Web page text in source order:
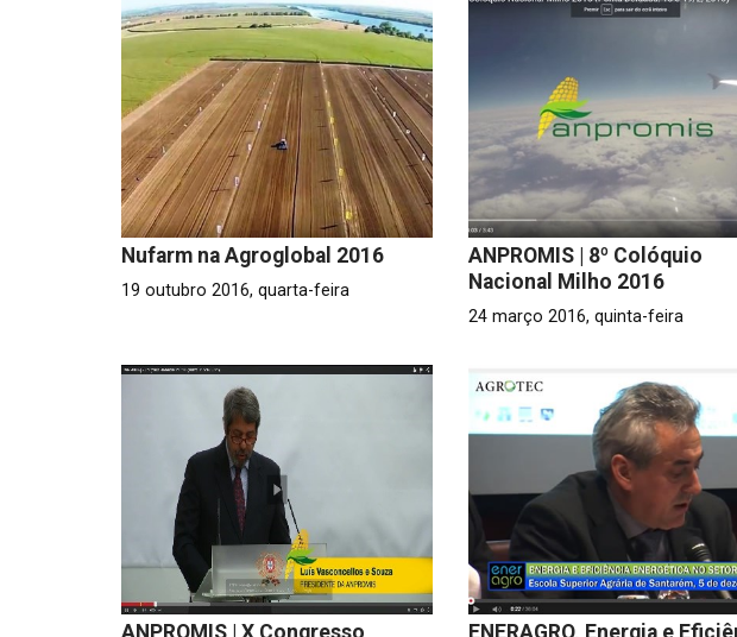
Nufarm na Agroglobal 2016
19 outubro 2016, quarta-feira
ANPROMIS | 8º Colóquio
Nacional Milho 2016
24 março 2016, quinta-feira
ANPROMIS | X Congresso
ENERAGRO, Energia e